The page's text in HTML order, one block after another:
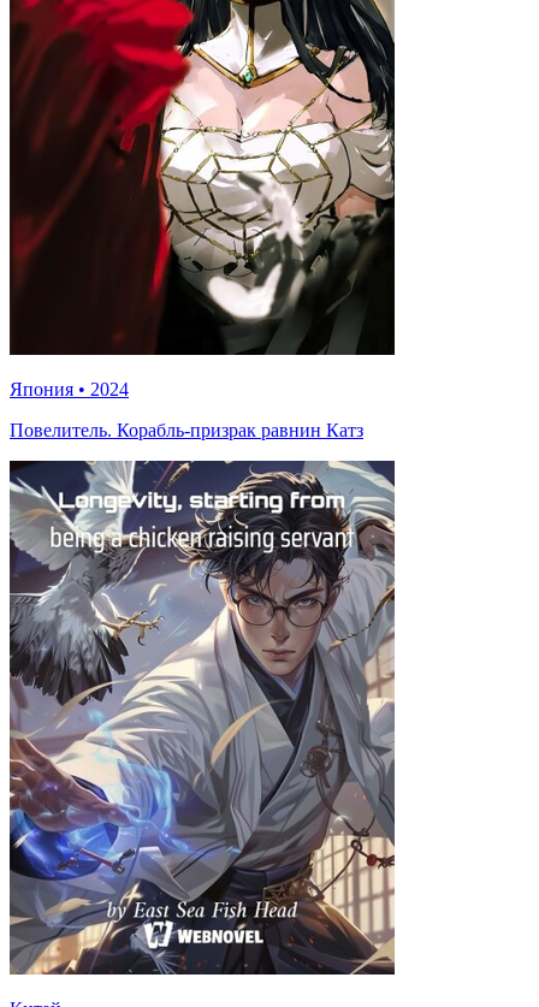
Япония • 2024
Повелитель. Корабль-призрак равнин Катз